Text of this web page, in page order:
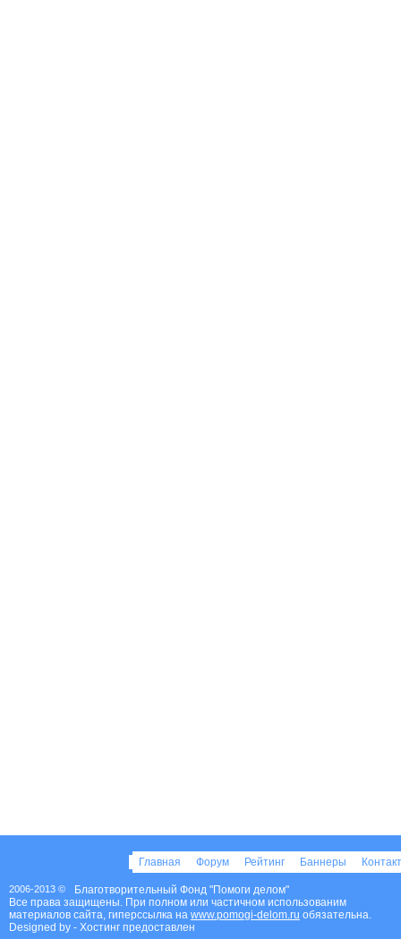
Главная Форум Рейтинг Баннеры
2006-2013 ©
Благотворительный Фонд "Помоги делом"
Все права защищены. При полном или частичном использованим
материалов сайта, гиперссылка на www.pomogi-delom.ru обязательна.
Designed by - Хостинг предоставлен